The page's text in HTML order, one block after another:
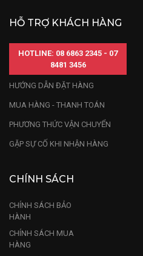
HỖ TRỢ KHÁCH HÀNG
HOTLINE: 08 6863 2345 - 07
8481 3456
HƯỚNG DẪN ĐẶT HÀNG
MUA HÀNG - THANH TOÁN
PHƯƠNG THỨC VẬN CHUYỂN
GẶP SỰ CỐ KHI NHẬN HÀNG
CHÍNH SÁCH
CHÍNH SÁCH BẢO
HÀNH
CHÍNH SÁCH MUA
HÀNG